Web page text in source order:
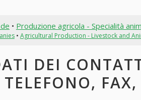
• Produzione agricola - Specialità
• Agricultural Production - Livestock and
DEI
TELEFONO,